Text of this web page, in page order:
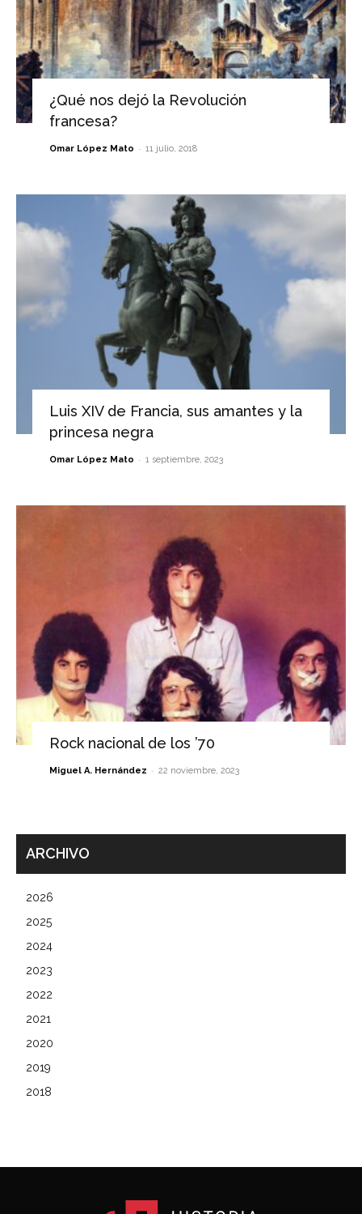
¿Qué nos dejó la Revolución
francesa?
Omar López Mato - 11 julio, 2018
Luis XIV de Francia, sus amantes y la
princesa negra
Omar López Mato - 1 septiembre, 2023
Rock nacional de los ’70
Miguel A. Hernández - 22 noviembre, 2023
ARCHIVO
2026
2025
2024
2023
2022
2021
2020
2019
2018